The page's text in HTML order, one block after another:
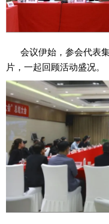
会议伊始，参会代表
片，一起回顾活动盛况。